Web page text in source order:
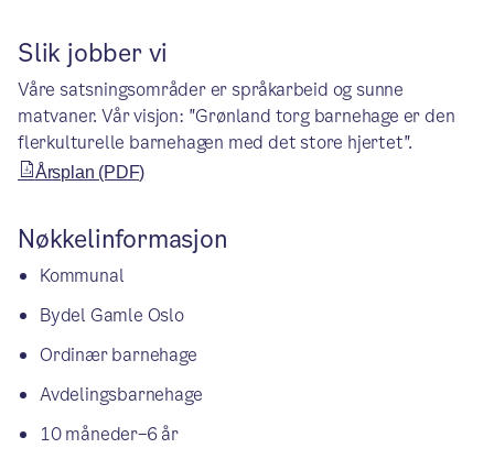
Slik jobber vi
Våre satsningsområder er språkarbeid og sunne
matvaner. Vår visjon: "Grønland torg barnehage er den
flerkulturelle barnehagen med det store hjertet".
Årsplan (PDF)
Nøkkelinformasjon
Kommunal
Bydel Gamle Oslo
Ordinær barnehage
Avdelingsbarnehage
10 måneder–6 år